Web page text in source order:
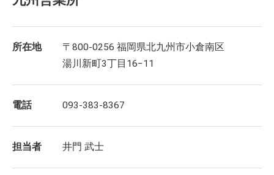
所在地
〒800-0256 福岡県北九州市小倉南区
湯川新町3丁目16−11
電話 093-383-8367
担当者 井門 武士